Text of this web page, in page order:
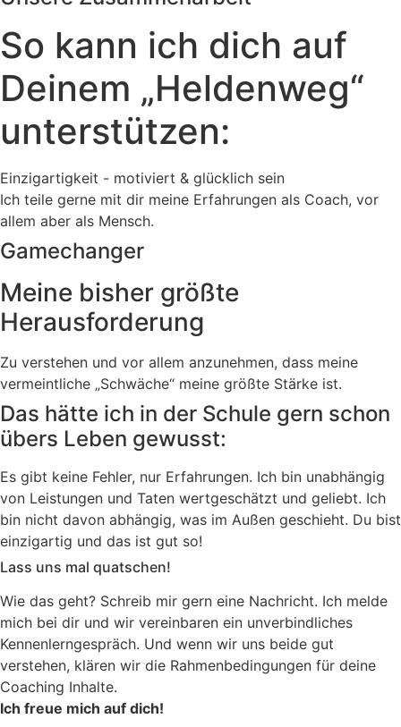
So kann ich dich auf
Deinem „Heldenweg“
unterstützen:
Einzigartigkeit - motiviert & glücklich sein
Ich teile gerne mit dir meine Erfahrungen als Coach, vor
allem aber als Mensch.
Gamechanger
Meine bisher größte
Herausforderung
Zu verstehen und vor allem anzunehmen, dass meine
vermeintliche „Schwäche“ meine größte Stärke ist.
Das hätte ich in der Schule gern schon
übers Leben gewusst:
Es gibt keine Fehler, nur Erfahrungen. Ich bin unabhängig
von Leistungen und Taten wertgeschätzt und geliebt. Ich
bin nicht davon abhängig, was im Außen geschieht. Du bist
einzigartig und das ist gut so!
Lass uns mal quatschen!
Wie das geht? Schreib mir gern eine Nachricht. Ich melde
mich bei dir und wir vereinbaren ein unverbindliches
Kennenlerngespräch. Und wenn wir uns beide gut
verstehen, klären wir die Rahmenbedingungen für deine
Coaching Inhalte.
Ich freue mich auf dich!